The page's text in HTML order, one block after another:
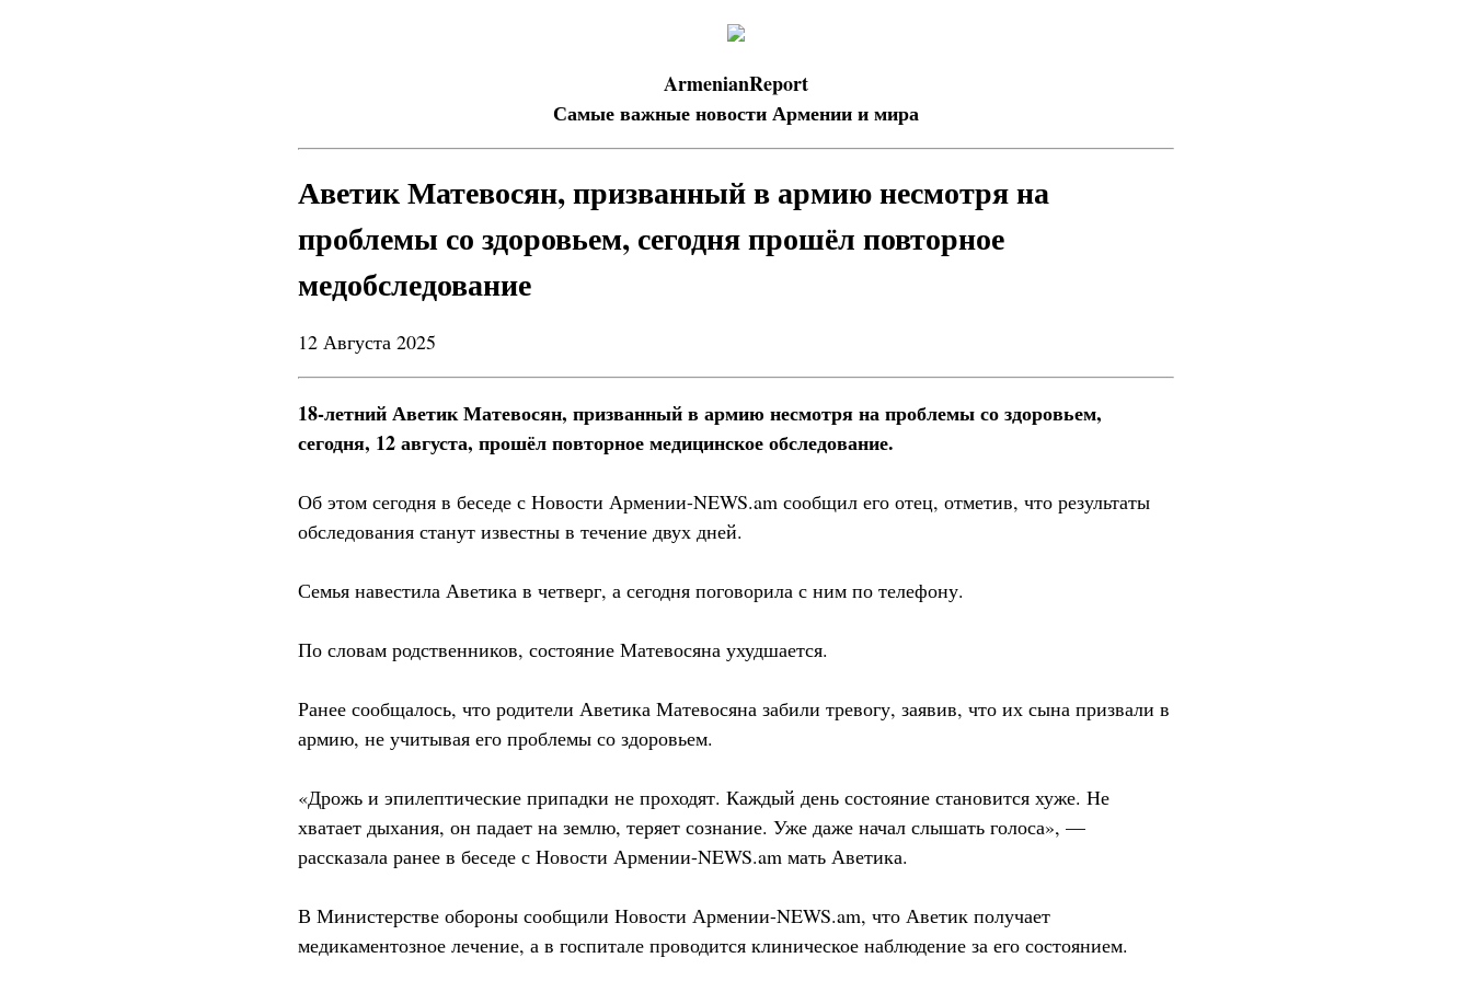
ArmenianReport
Самые важные новости Армении и мира
Аветик Матевосян, призванный в армию несмотря на
проблемы со здоровьем, сегодня прошёл повторное
медобследование
12 Августа 2025
18-летний Аветик Матевосян, призванный в армию несмотря на проблемы со здоровьем,
сегодня, 12 августа, прошёл повторное медицинское обследование.
Об этом сегодня в беседе с Новости Армении-NEWS.am сообщил его отец, отметив, что результаты
обследования станут известны в течение двух дней.
Семья навестила Аветика в четверг, а сегодня поговорила с ним по телефону.
По словам родственников, состояние Матевосяна ухудшается.
Ранее сообщалось, что родители Аветика Матевосяна забили тревогу, заявив, что их сына призвали в
армию, не учитывая его проблемы со здоровьем.
«Дрожь и эпилептические припадки не проходят. Каждый день состояние становится хуже. Не
хватает дыхания, он падает на землю, теряет сознание. Уже даже начал слышать голоса», —
рассказала ранее в беседе с Новости Армении-NEWS.am мать Аветика.
В Министерстве обороны сообщили Новости Армении-NEWS.am, что Аветик получает
медикаментозное лечение, а в госпитале проводится клиническое наблюдение за его состоянием.